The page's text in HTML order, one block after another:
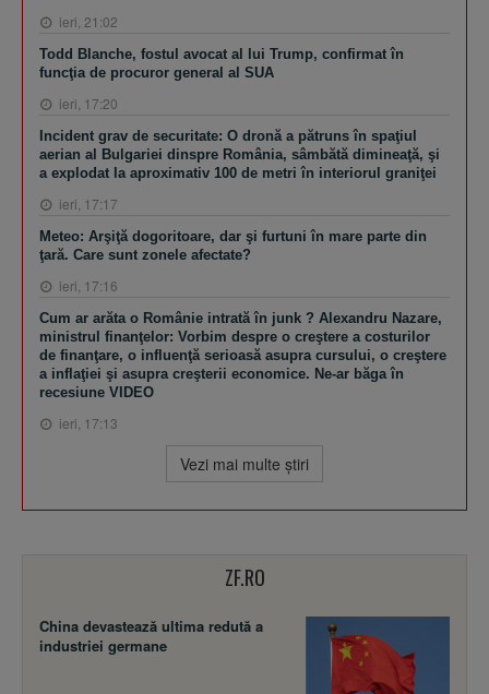
ieri, 21:02
Todd Blanche, fostul avocat al lui Trump, confirmat în
funcţia de procuror general al SUA
ieri, 17:20
Incident grav de securitate: O dronă a pătruns în spaţiul
aerian al Bulgariei dinspre România, sâmbătă dimineaţă, şi
a explodat la aproximativ 100 de metri în interiorul graniţei
ieri, 17:17
Meteo: Arşiţă dogoritoare, dar şi furtuni în mare parte din
ţară. Care sunt zonele afectate?
ieri, 17:16
Cum ar arăta o Românie intrată în junk ? Alexandru Nazare,
ministrul finanţelor: Vorbim despre o creştere a costurilor
de finanţare, o influenţă serioasă asupra cursului, o creştere
a inflaţiei şi asupra creşterii economice. Ne-ar băga în
recesiune VIDEO
ieri, 17:13
Vezi mai multe ştiri
ZF.RO
China devastează ultima redută a
industriei germane